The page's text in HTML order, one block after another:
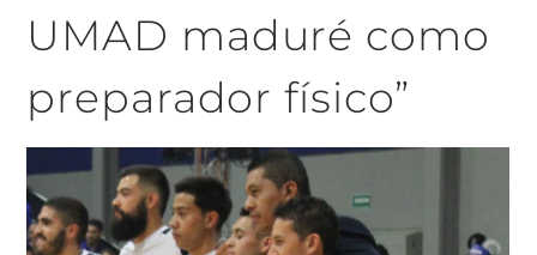
UMAD maduré como
preparador físico”